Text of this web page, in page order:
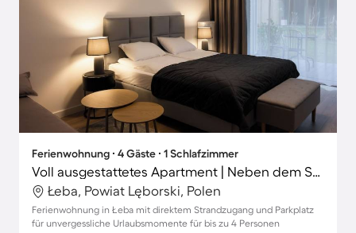
Ferienwohnung ∙ 4 Gäste ∙ 1 Schlafzimmer
Voll ausgestattetes Apartment | Neben dem Strand | Ideal für Homeoffice
Łeba, Powiat Lęborski, Polen
Ferienwohnung in Łeba mit direktem Strandzugang und Parkplatz
für unvergessliche Urlaubsmomente für bis zu 4 Personen